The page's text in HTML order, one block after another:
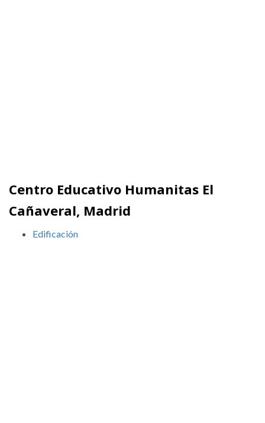
Centro Educativo Humanitas El
Cañaveral, Madrid
Edificación